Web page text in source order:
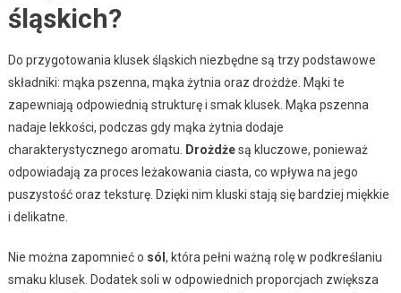
śląskich?
Do przygotowania klusek śląskich niezbędne są trzy podstawowe
składniki: mąka pszenna, mąka żytnia oraz drożdże. Mąki te
zapewniają odpowiednią strukturę i smak klusek. Mąka pszenna
nadaje lekkości, podczas gdy mąka żytnia dodaje
charakterystycznego aromatu. Drożdżesą kluczowe, ponieważ
odpowiadają za proces leżakowania ciasta, co wpływa na jego
puszystość oraz teksturę. Dzięki nim kluski stają się bardziej miękkie
i delikatne.
Nie można zapomnieć o sól, która pełni ważną rolę w podkreślaniu
smaku klusek. Dodatek soli w odpowiednich proporcjach zwiększa